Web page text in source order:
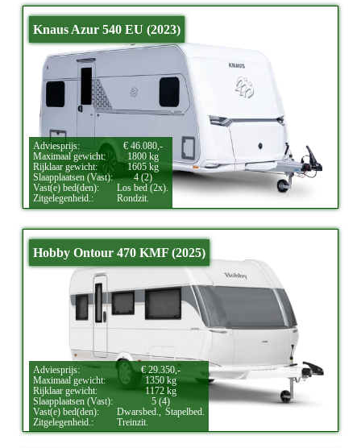
Knaus Azur 540 EU (2023)
Adviesprijs:
€ 46.080,-
Maximaal gewicht:
1800 kg
Rijklaar gewicht:
1605 kg
Slaapplaatsen (Vast):
4 (2)
Vast(e) bed(den):
Los bed (2x).
Zitgelegenheid.:
Rondzit.
Hobby Ontour 470 KMF (2025)
Adviesprijs:
€ 29.350,-
Maximaal gewicht:
1350 kg
Rijklaar gewicht:
1172 kg
Slaapplaatsen (Vast):
5 (4)
Vast(e) bed(den):
Dwarsbed.,
Stapelbed.
Zitgelegenheid.:
Treinzit.